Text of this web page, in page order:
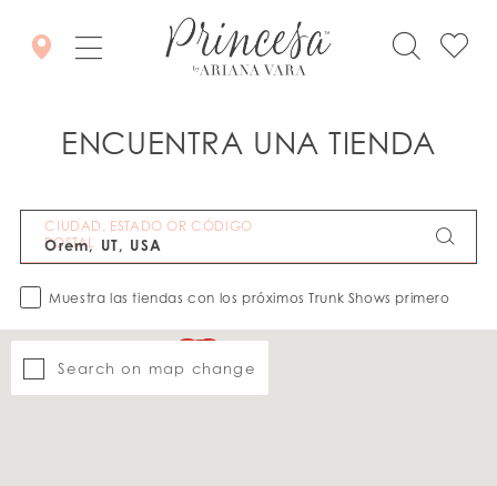
ENCUENTRA UNA TIENDA
CIUDAD, ESTADO OR CÓDIGO
POSTAL
Muestra las tiendas con los próximos Trunk Shows primero
Search on map change